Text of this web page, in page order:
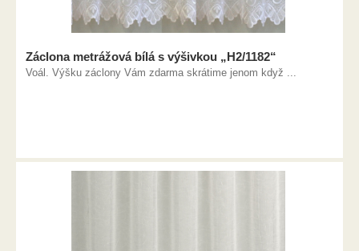
Záclona metrážová bílá s výšivkou „H2/1182“
Voál. Výšku záclony Vám zdarma skrátime jenom když ...